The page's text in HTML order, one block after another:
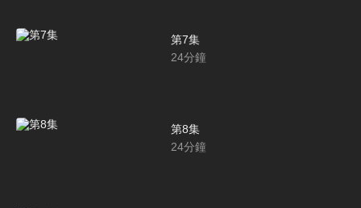
第7集
24分鐘
第8集
24分鐘